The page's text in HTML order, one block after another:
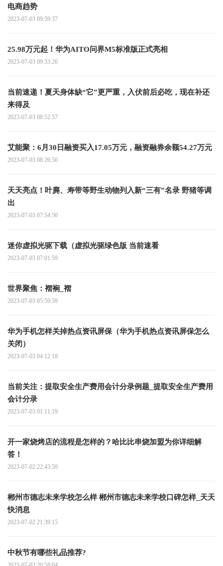
电商趋势
2023-07-03 09:59:37
25.98万元起！华为AITO问界M5标准版正式亮相
2023-07-03 09:33:26
当前速递！夏天身体缺“它”更严重，入伏前后必吃，现在补还
来得及
2023-07-03 08:52:57
艾能聚：6月30日融资买入17.05万元，融资融券余额54.27万元
2023-07-03 08:26:50
天天亮点！叶麂、寿带等野生动物列入新“三有”名录 野猪等调
出
2023-07-03 07:54:50
迷你虚拟光驱下载（虚拟光驱绿色版 当前速看
2023-07-03 07:01:59
世界聚焦：褶裥_褶
2023-07-03 05:59:59
华为手机怎样关掉热点资讯屏保（华为手机热点资讯屏保怎么
关闭）
2023-07-03 04:12:18
当前关注：提取安全生产费用会计分录例题_提取安全生产费用
会计分录
2023-07-03 01:11:19
开一家烧烤店的流程是怎样的？哈比比串烧加盟为你详细解
答！
2023-07-02 22:43:59
郴州市德志未来学校怎么样 郴州市德志未来学校口碑怎样_天天
快消息
2023-07-02 21:39:15
中秋节有哪些礼品推荐?